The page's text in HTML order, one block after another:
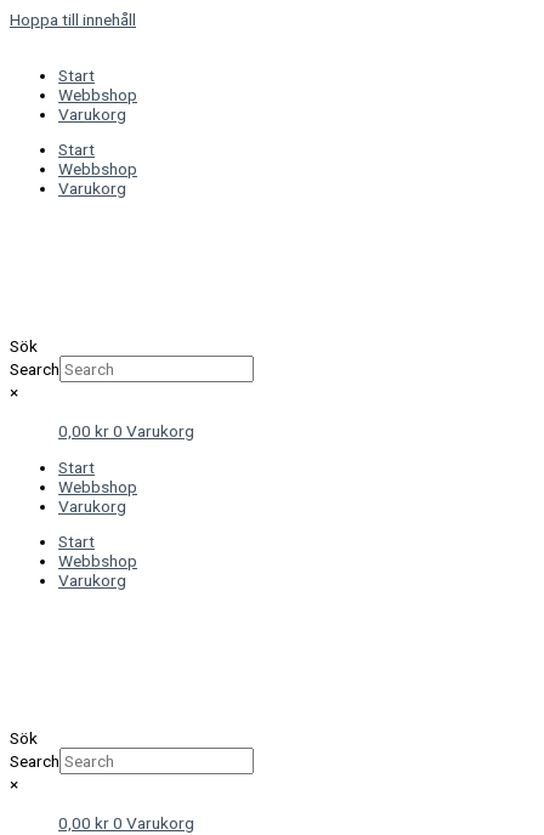
Hoppa till innehåll
Start
Webbshop
Varukorg
Start
Webbshop
Varukorg
Sök
Search
×
0,00 kr0 Varukorg
Start
Webbshop
Varukorg
Start
Webbshop
Varukorg
Sök
Search
×
0,00 kr0 Varukorg